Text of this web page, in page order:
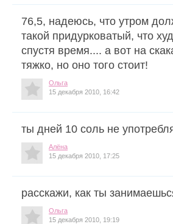
76,5, надеюсь, что утром
такой придурковатый, что
спустя время.... а вот на
тяжко, но оно того стоит!
Ольга
15 декабря 2010, 16:42
ты дней 10 соль не
Алёна
15 декабря 2010, 17:25
расскажи, как ты
Ольга
15 декабря 2010, 19:19